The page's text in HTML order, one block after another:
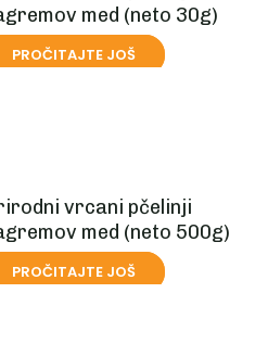
med (neto 30g)
PROČITAJTE JOŠ
vrcani pčelinji
med (neto 500g)
PROČITAJTE JOŠ